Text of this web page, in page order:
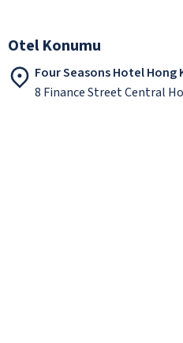
Otel Konumu
Four Seasons Hotel Hong
8 Finance Street Central